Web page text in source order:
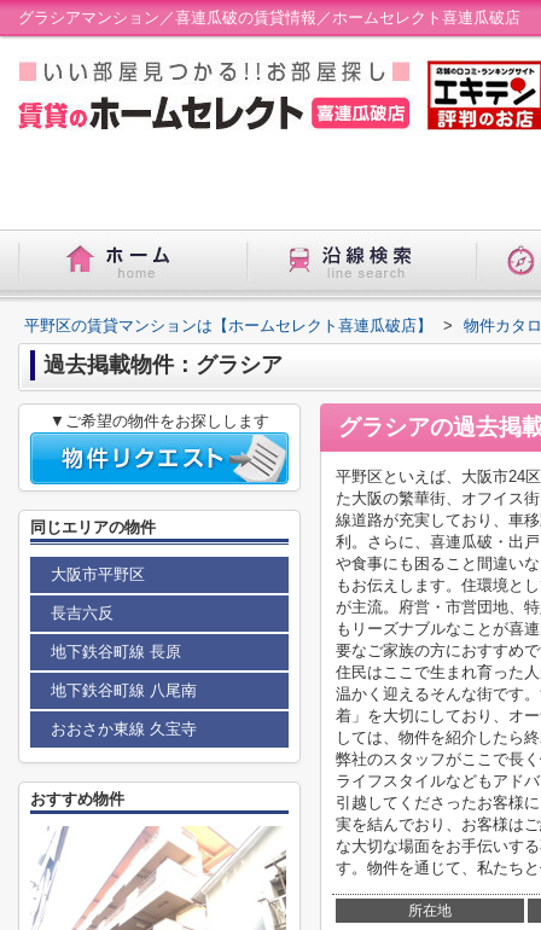
グラシアマンション／喜連瓜破の賃貸情報／ホームセレクト喜連瓜破店
平野区の賃貸マンションは【ホームセレクト喜連瓜破店】 > 物件カタ
過去掲載物件：グラシア
グラシアの過去掲
平野区といえば、大阪市24
た大阪の繁華街、オフイス
線道路が充実しており、車
利。さらに、喜連瓜破・出
や食事にも困ること間違い
もお伝えします。住環境と
が主流。府営・市営団地、
もリーズナブルなことが喜
要なご家族の方におすすめ
住民はここで生まれ育った
温かく迎えるそんな街です
着」を大切にしており、オ
しては、物件を紹介したら
弊社のスタッフがここで長
ライフスタイルなどもアド
引越してくださったお客様
実を結んでおり、お客様は
な大切な場面をお手伝いす
す。物件を通じて、私たち
所在地
▼ご希望の物件をお探しします
同じエリアの物件
大阪市平野区
長吉六反
地下鉄谷町線 長原
地下鉄谷町線 八尾南
おおさか東線 久宝寺
おすすめ物件